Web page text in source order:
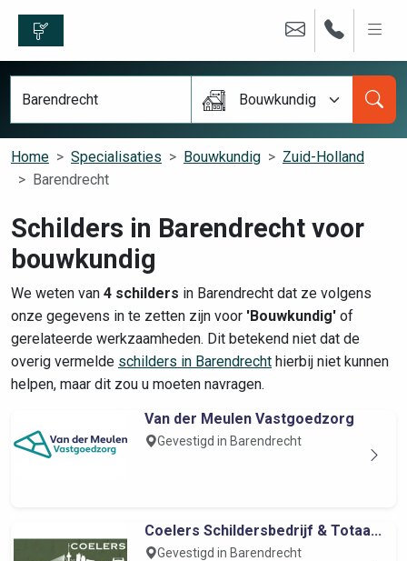
Bouwkundig
Home Specialisaties Bouwkundig
Zuid-Holland
Barendrecht
Schilders in Barendrecht voor
bouwkundig
We weten van 4 schilders in Barendrecht dat ze volgens
onze gegevens in te zetten zijn voor 'Bouwkundig' of
gerelateerde werkzaamheden. Dit betekend niet dat de
overig vermelde schilders in Barendrecht hierbij niet kunnen
helpen, maar dit zou u moeten navragen.
Van der Meulen Vastgoedzorg
Gevestigd in Barendrecht
Coelers Schildersbedrijf & Totaa...
Gevestigd in Barendrecht